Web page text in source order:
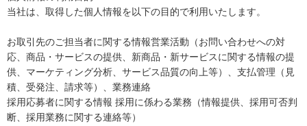
当社は、取得した個人情報を以下の目的で利用いたします。
お取引先のご担当者に関する情報営業活動（お問い合わせへの対
応、商品・サービスの提供、新商品・新サービスに関する情報の提
供、マーケティング分析、サービス品質の向上等）、支払管理（見
積、受発注、請求等）、業務連絡
採用応募者に関する情報 採用に係わる業務（情報提供、採用可否判
断、採用業務に関する連絡等）